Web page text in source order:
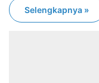
Selengkapnya »